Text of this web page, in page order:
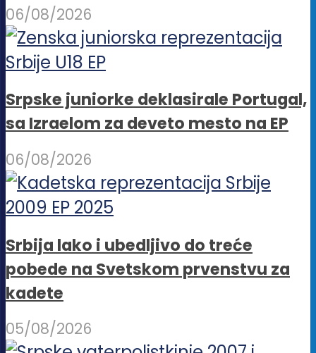
06/08/2026
Srpske juniorke deklasirale Portugal,
sa Izraelom za deveto mesto na EP
06/08/2026
Srbija lako i ubedljivo do treće
pobede na Svetskom prvenstvu za
kadete
05/08/2026